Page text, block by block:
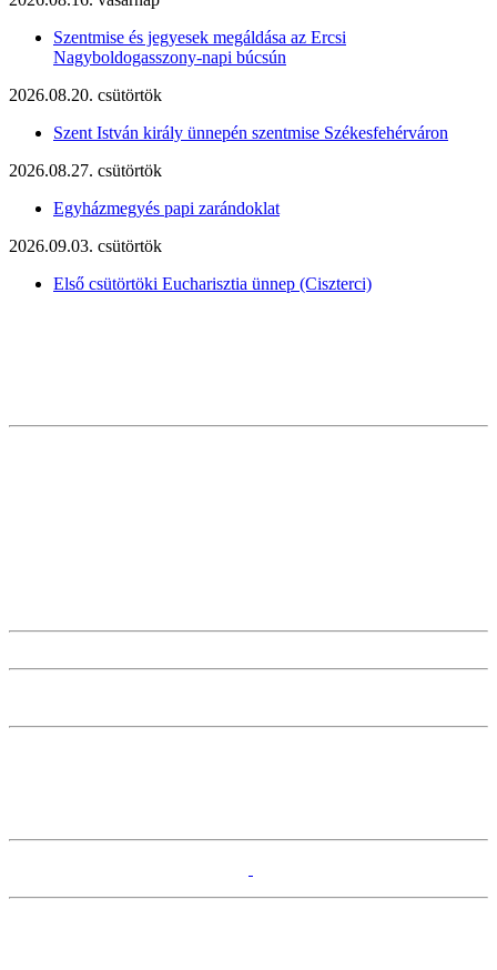
Szentmise és jegyesek megáldása az Ercsi
Nagyboldogasszony-napi búcsún
2026.08.20. csütörtök
Szent István király ünnepén szentmise Székesfehérváron
2026.08.27. csütörtök
Egyházmegyés papi zarándoklat
2026.09.03. csütörtök
Első csütörtöki Eucharisztia ünnep (Ciszterci)